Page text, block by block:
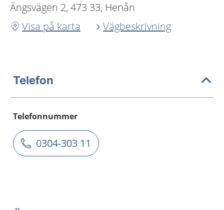
Ängsvägen 2, 473 33, Henån
Visa på karta
Vägbeskrivning
Telefon
Telefonnummer
0304-303 11